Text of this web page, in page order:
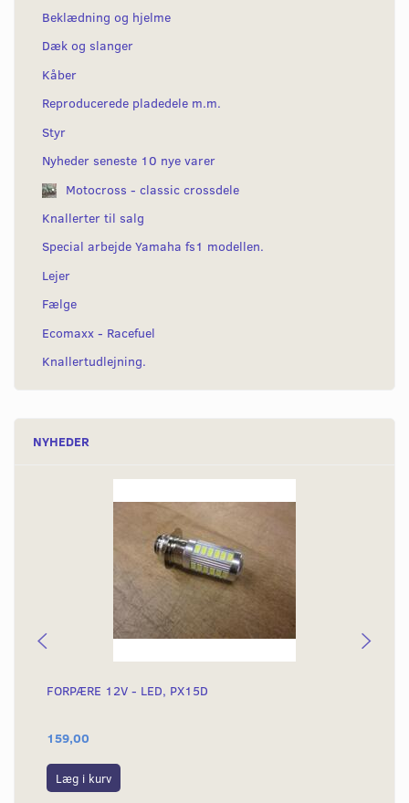
Beklædning og hjelme
Dæk og slanger
Kåber
Reproducerede pladedele m.m.
Styr
Nyheder seneste 10 nye varer
Motocross - classic crossdele
Knallerter til salg
Special arbejde Yamaha fs1 modellen.
Lejer
Fælge
Ecomaxx - Racefuel
Knallertudlejning.
NYHEDER
FORPÆRE 12V - LED, PX15D
159,00
Læg i kurv